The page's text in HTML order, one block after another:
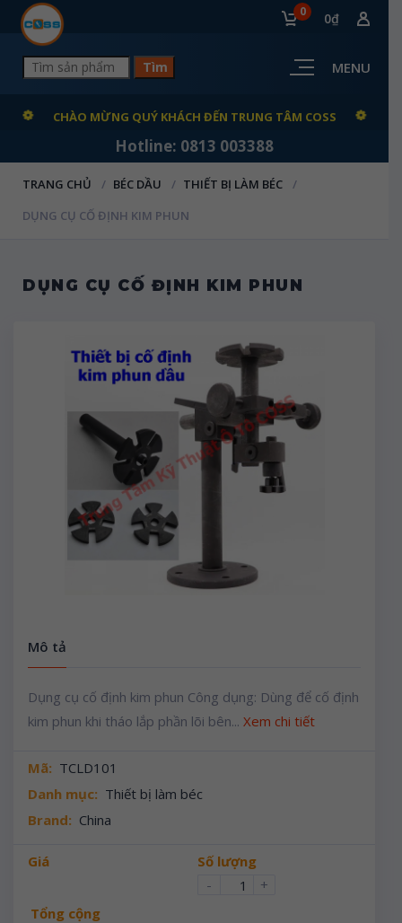
0 0₫
MENU
CHÀO MỪNG QUÝ KHÁCH ĐẾN TRUNG TÂM COSS
Hotline: 0813 003388
TRANG CHỦ BÉC DẦU
THIẾT BỊ LÀM BÉC
DỤNG CỤ CỐ ĐỊNH KIM PHUN
DỤNG CỤ CỐ ĐỊNH KIM PHUN
Mô tả
Dụng cụ cố định kim phun Công dụng: Dùng để cố định
kim phun khi tháo lắp phần lõi bên...Xem chi tiết
Mã: TCLD101
Danh mục: Thiết bị làm béc
Brand: China
Giá
Số lượng
-
+
Tổng cộng